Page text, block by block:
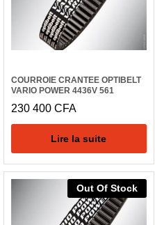
COURROIE CRANTEE OPTIBELT
VARIO POWER 4436V 561
230 400 CFA
Lire la suite
Out Of Stock